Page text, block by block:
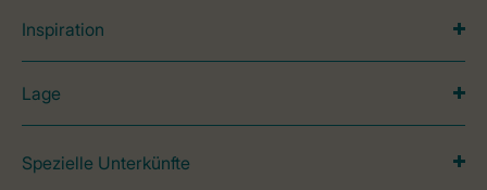
Inspiration
Lage
Spezielle Unterkünfte